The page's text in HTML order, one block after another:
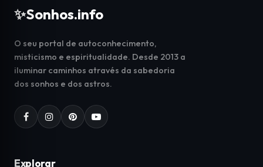
✨Sonhos.info
O seu portal de autoconhecimento,
misticismo e espiritualidade. Desde 2013 a
iluminar caminhos através da sabedoria
dos sonhos e dos astros.
Explorar